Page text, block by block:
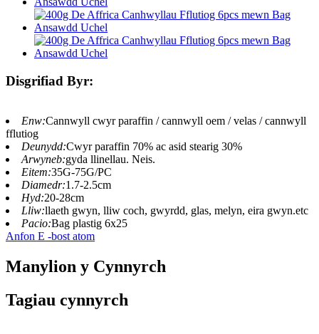
Disgrifiad Byr:
Enw:Cannwyll cwyr paraffin / cannwyll oem / velas / cannwyll
fflutiog
Deunydd:Cwyr paraffin 70% ac asid stearig 30%
Arwyneb:gyda llinellau. Neis.
Eitem:35G-75G/PC
Diamedr:1.7-2.5cm
Hyd:20-28cm
Lliw:llaeth gwyn, lliw coch, gwyrdd, glas, melyn, eira gwyn.etc
Pacio:Bag plastig 6x25
Anfon E -bost atom
Manylion y Cynnyrch
Tagiau cynnyrch